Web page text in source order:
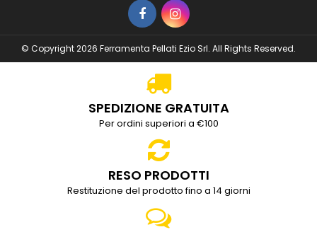
© Copyright 2026 Ferramenta Pellati Ezio Srl. All Rights Reserved.
SPEDIZIONE GRATUITA
Per ordini superiori a €100
RESO PRODOTTI
Restituzione del prodotto fino a 14 giorni